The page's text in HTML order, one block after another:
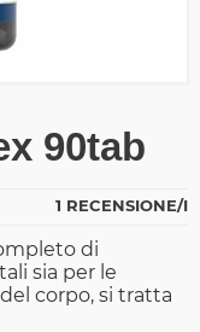
90tab
1 RECENSIONE/I
di
sia per le
corpo, si tratta